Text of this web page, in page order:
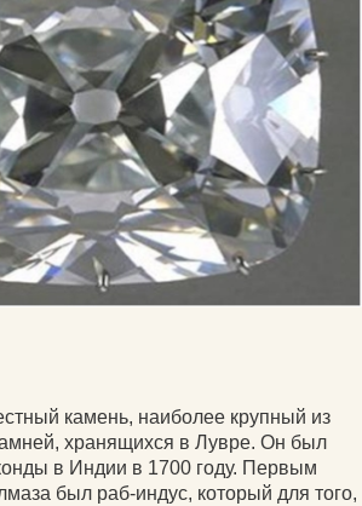
камень, наиболее крупный из
хранящихся в Лувре. Он был
в Индии в 1700 году. Первым
был раб-индус, который для того,